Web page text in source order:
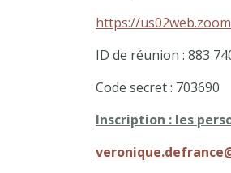
https://
ID de réunion : 883
Code secret : 703690
Inscription : les